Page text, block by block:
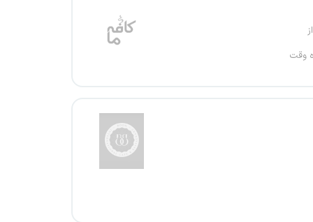
وقت